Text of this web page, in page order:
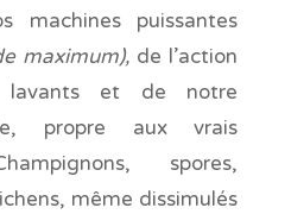
machines puissantes
maximum), de l’action
lavants et de notre
propre aux vrais
spores,
même dissimulés